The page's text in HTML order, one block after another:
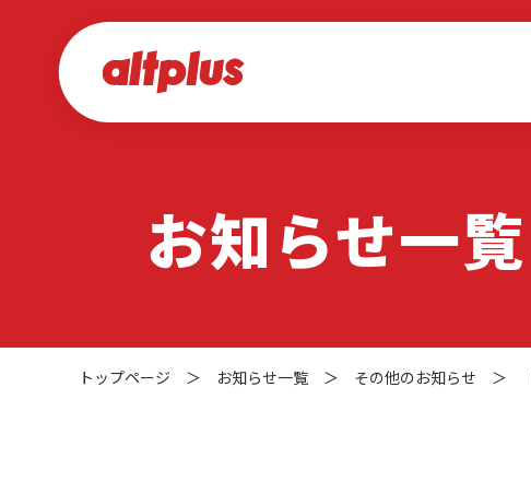
お知らせ一覧
トップページ ＞ お知らせ一覧 ＞ その他のお知らせ ＞